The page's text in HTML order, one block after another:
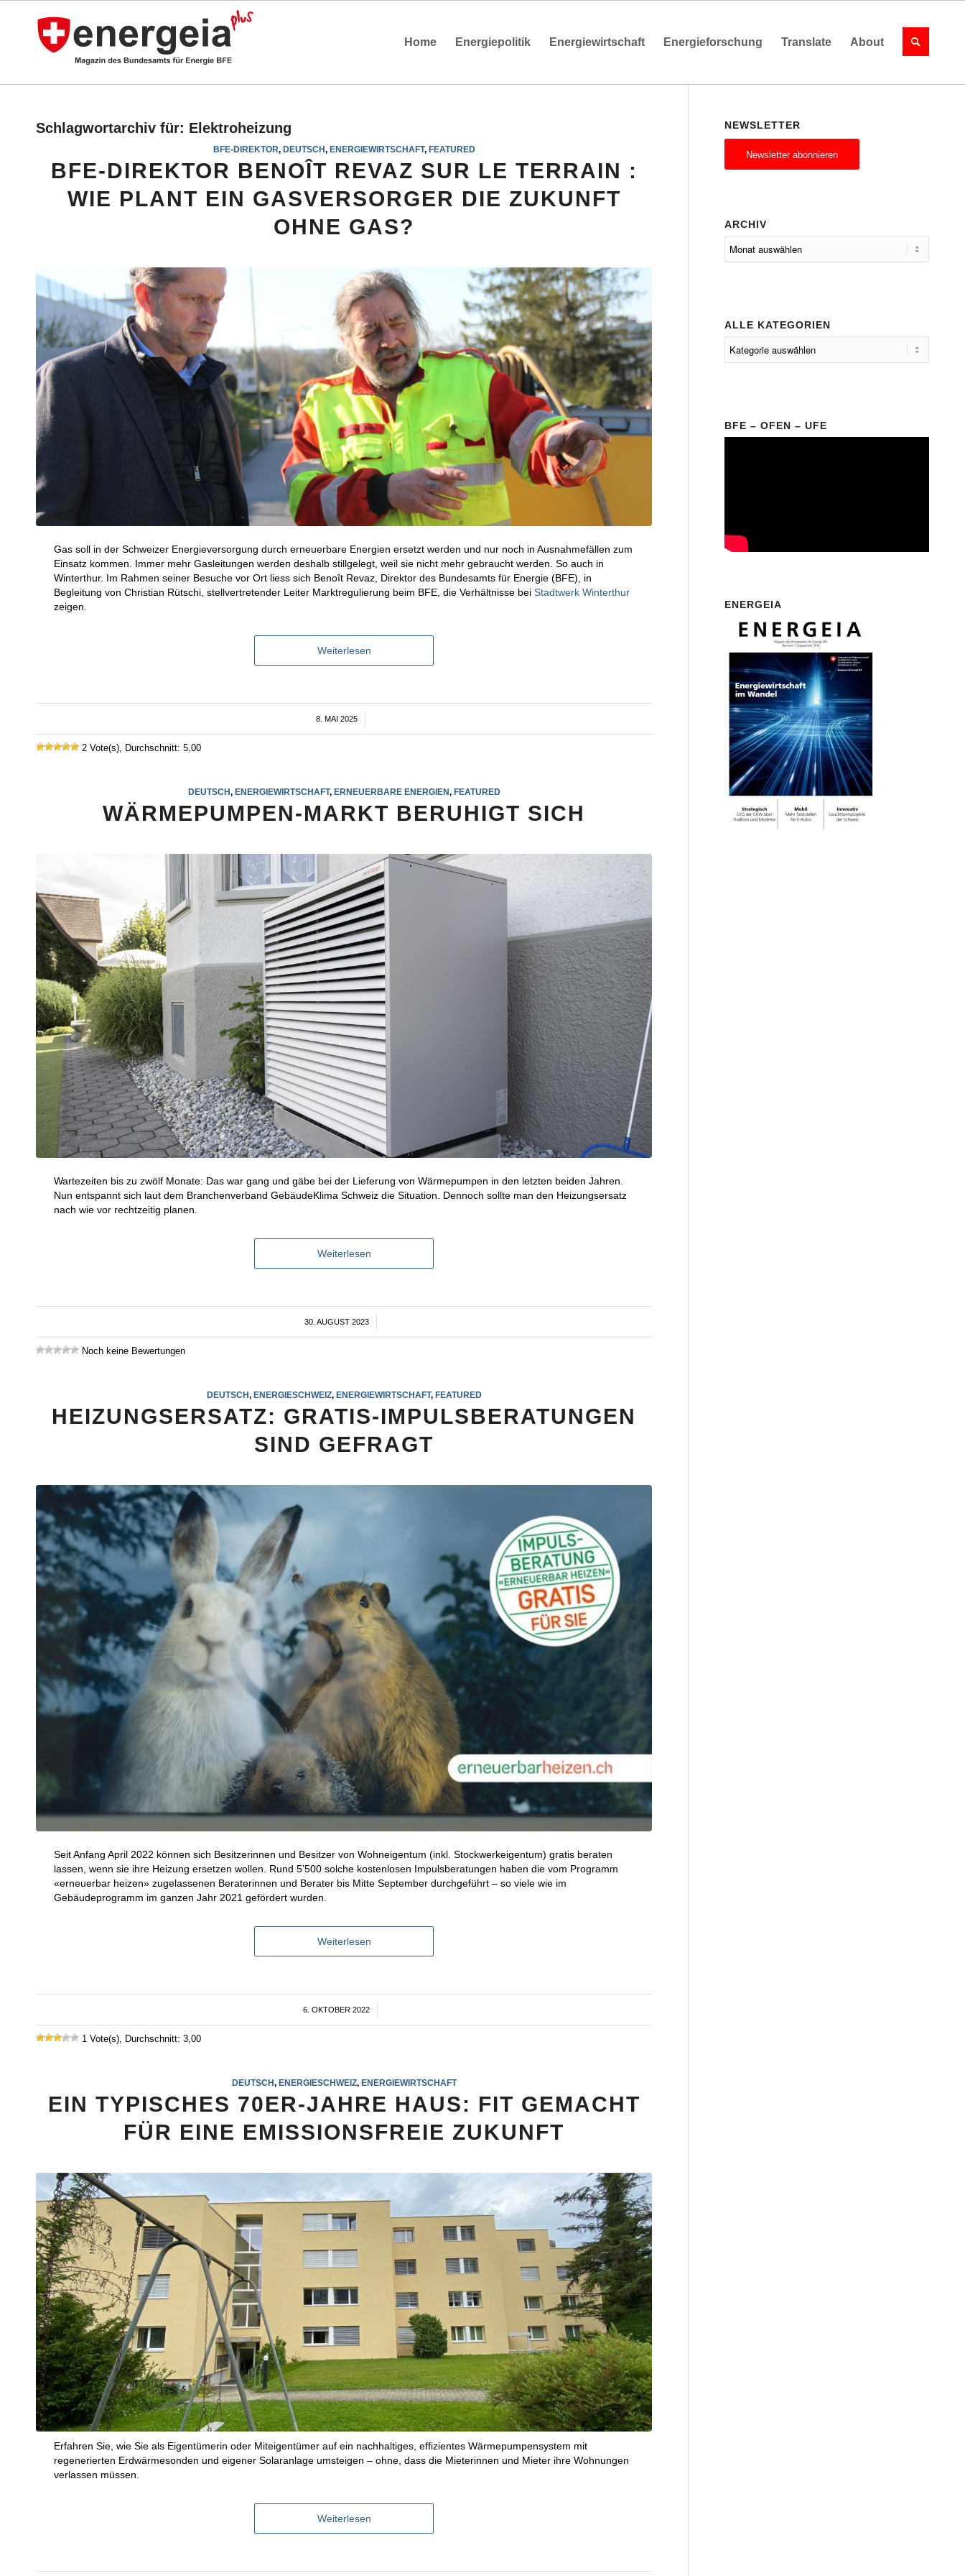
Home Energiepolitik Energiewirtschaft Energieforschung Translate About
Schlagwortarchiv für: Elektroheizung
BFE-DIREKTOR, DEUTSCH, ENERGIEWIRTSCHAFT, FEATURED
BFE-DIREKTOR BENOÎT REVAZ SUR LE TERRAIN :
WIE PLANT EIN GASVERSORGER DIE ZUKUNFT
OHNE GAS?
Gas soll in der Schweizer Energieversorgung durch erneuerbare Energien ersetzt werden und nur noch in Ausnahmefällen zum
Einsatz kommen. Immer mehr Gasleitungen werden deshalb stillgelegt, weil sie nicht mehr gebraucht werden. So auch in
Winterthur. Im Rahmen seiner Besuche vor Ort liess sich Benoît Revaz, Direktor des Bundesamts für Energie (BFE), in
Begleitung von Christian Rütschi, stellvertretender Leiter Marktregulierung beim BFE, die Verhältnisse bei Stadtwerk Winterthur
zeigen.
Weiterlesen
8. MAI 2025
/
2 Vote(s), Durchschnitt: 5,00
DEUTSCH, ENERGIEWIRTSCHAFT, ERNEUERBARE ENERGIEN, FEATURED
WÄRMEPUMPEN-MARKT BERUHIGT SICH
Wartezeiten bis zu zwölf Monate: Das war gang und gäbe bei der Lieferung von Wärmepumpen in den letzten beiden Jahren.
Nun entspannt sich laut dem Branchenverband GebäudeKlima Schweiz die Situation. Dennoch sollte man den Heizungsersatz
nach wie vor rechtzeitig planen.
Weiterlesen
30. AUGUST 2023
/
Noch keine Bewertungen
DEUTSCH ENERGIESCHWEIZ, ENERGIEWIRTSCHAFT, FEATURED
HEIZUNGSERSATZ: GRATIS-IMPULSBERATUNGEN
SIND GEFRAGT
Seit Anfang April 2022 können sich Besitzerinnen und Besitzer von Wohneigentum (inkl. Stockwerkeigentum) gratis beraten
lassen, wenn sie ihre Heizung ersetzen wollen. Rund 5’500 solche kostenlosen Impulsberatungen haben die vom Programm
«erneuerbar heizen» zugelassenen Beraterinnen und Berater bis Mitte September durchgeführt – so viele wie im
Gebäudeprogramm im ganzen Jahr 2021 gefördert wurden.
Weiterlesen
6. OKTOBER 2022
/
1 Vote(s), Durchschnitt: 3,00
DEUTSCH, ENERGIESCHWEIZ, ENERGIEWIRTSCHAFT
EIN TYPISCHES 70ER-JAHRE HAUS: FIT GEMACHT
FÜR EINE EMISSIONSFREIE ZUKUNFT
Erfahren Sie, wie Sie als Eigentümerin oder Miteigentümer auf ein nachhaltiges, effizientes Wärmepumpensystem mit
regenerierten Erdwärmesonden und eigener Solaranlage umsteigen – ohne, dass die Mieterinnen und Mieter ihre Wohnungen
verlassen müssen.
Weiterlesen
NEWSLETTER
Newsletter abonnieren
ARCHIV
ALLE KATEGORIEN
BFE – OFEN – UFE
ENERGEIA